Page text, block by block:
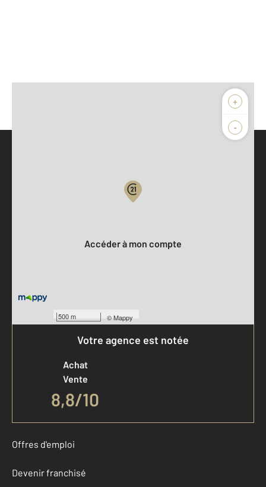
+
-
500 m ©Mappy
Accéder à mon compte
Votre agence est notée
Achat
Vente
8,8/10
Offres d'emploi
Devenir franchisé